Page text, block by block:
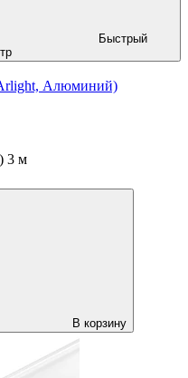
Быстрый
Алюминий)
3 м
В корзину